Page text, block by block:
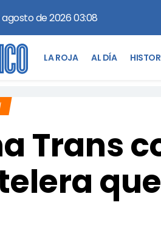
de 2026 03:08
LA ROJA AL DÍA
Trans